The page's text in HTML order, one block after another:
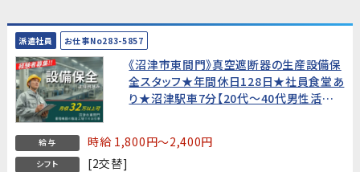
派遣社員 お仕事No283-5857
《沼津市東間門》真空遮断器の生産設備保
全スタッフ★年間休日128日★社員食堂あ
り★沼津駅車7分【20代～40代男性活躍
給与 時給 1,800円～2,400円
シフト [2交替]